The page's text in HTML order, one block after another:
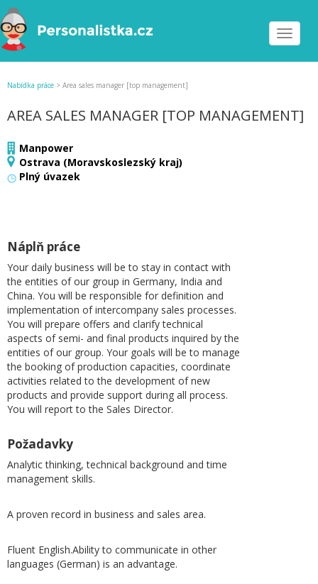
Toggle
Nabídka práce > Area sales manager [top management]
AREA SALES MANAGER [TOP MANAGEMENT]
Manpower
Ostrava (Moravskoslezský kraj)
Plný úvazek
Náplň práce
Your daily business will be to stay in contact with
the entities of our group in Germany, India and
China. You will be responsible for definition and
implementation of intercompany sales processes.
You will prepare offers and clarify technical
aspects of semi- and final products inquired by the
entities of our group. Your goals will be to manage
the booking of production capacities, coordinate
activities related to the development of new
products and provide support during all process.
You will report to the Sales Director.
Požadavky
Analytic thinking, technical background and time
management skills.
A proven record in business and sales area.
Fluent English.Ability to communicate in other
languages (German) is an advantage.